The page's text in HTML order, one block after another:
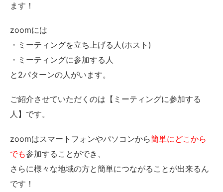
ます！
zoomには
・ミーティングを立ち上げる人(ホスト)
・ミーティングに参加する人
と2パターンの人がいます。
ご紹介させていただくのは【ミーティングに参加する
人】です。
zoomはスマートフォンやパソコンから簡単にどこから
でも参加することができ、
さらに様々な地域の方と簡単につながることが出来るん
です！